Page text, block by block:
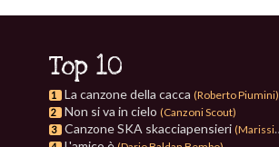
Top 10
1 La canzone della cacca (Roberto Piumini)
2 Non si va in cielo (Canzoni Scout)
3 Canzone SKA skacciapensieri (Marissima)